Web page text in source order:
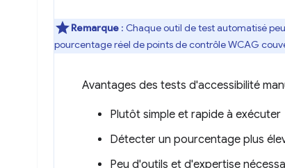
Remarque : Chaque outil de test automatisé
pourcentage réel de points de contrôle WCAG
Avantages des tests d'accessibilité
Plutôt simple et rapide à exécuter
Détecter un pourcentage plus
Peu d'outils et d'expertise